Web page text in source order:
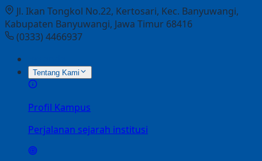
Jl. Ikan Tongkol No.22, Kertosari, Kec. Banyuwangi,
Kabupaten Banyuwangi, Jawa Timur 68416
(0333) 4466937
Tentang Kami
Profil Kampus
Perjalanan sejarah institusi